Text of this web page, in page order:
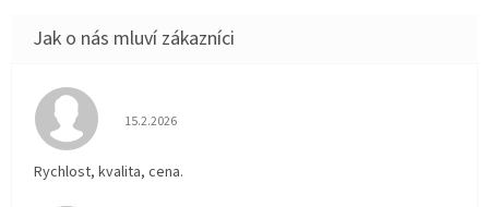
Hodnocení obchodu je 5 z 5 hvězdiček.
15.2.2026
Rychlost, kvalita, cena.